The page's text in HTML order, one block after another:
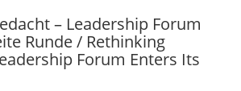
– Leadership Forum
Runde / Rethinking
Forum Enters Its